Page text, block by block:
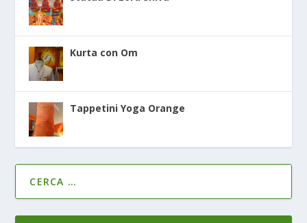
Kurta con Om
Tappetini Yoga Orange